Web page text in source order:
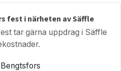
fest i närheten av Säffle
tar gärna uppdrag i Säffle